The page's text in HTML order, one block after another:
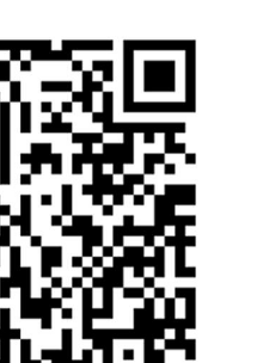
Uğrayacak Emanet ve
Esaslarına İlişkin Duyuru